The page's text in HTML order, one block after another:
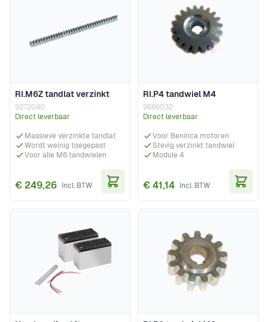
RI.M6Z tandlat verzinkt
9272040
Direct leverbaar
Massieve verzinkte tandlat
Wordt weinig toegepast
Voor alle M6 tandwielen
€ 249,26
RI.P4 tandwiel M4
9686032
Direct leverbaar
Voor Beninca motoren
Stevig verzinkt tandwiel
Module 4
€ 41,14